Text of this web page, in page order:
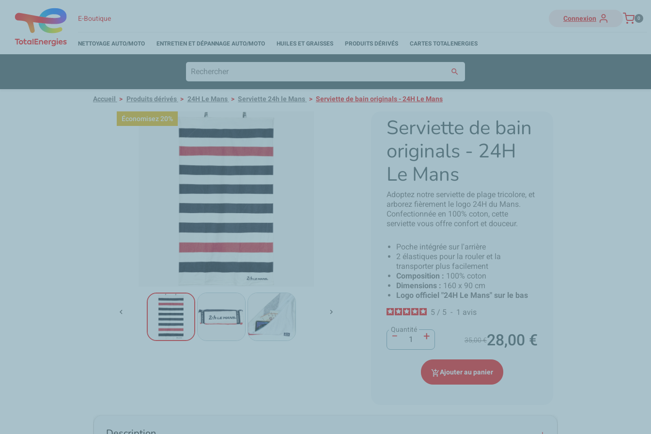
E-Boutique Connexion 0
NETTOYAGE AUTO/MOTO ENTRETIEN ET DÉPANNAGE AUTO/MOTO HUILES ET GRAISSES PRODUITS DÉRIVÉS CARTES TOTALENERGIES
search
Accueil Produits dérivés 24H Le Mans Serviette 24h le Mans Serviette de bain originals - 24H Le Mans
Économisez 20%
 
Serviette de bain
originals - 24H
Le Mans
Adoptez notre serviette de plage tricolore, et
arborez fièrement le logo 24H du Mans.
Confectionnée en 100% coton, cette
serviette vous offre confort et douceur.
Poche intégrée sur l'arrière
2 élastiques pour la rouler et la
transporter plus facilement
Composition : 100% coton
Dimensions : 160 x 90 cm
Logo officiel "24H Le Mans" sur le bas
5 / 5 - 1 avis
Quantité
− + Prix
Prix de base
35,00 €28,00 €
add_shopping_cartAjouter au panier